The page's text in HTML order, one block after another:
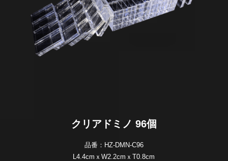
クリアドミノ 96個
品番：HZ-DMN-C96
L4.4cmｘW2.2cmｘT0.8cm